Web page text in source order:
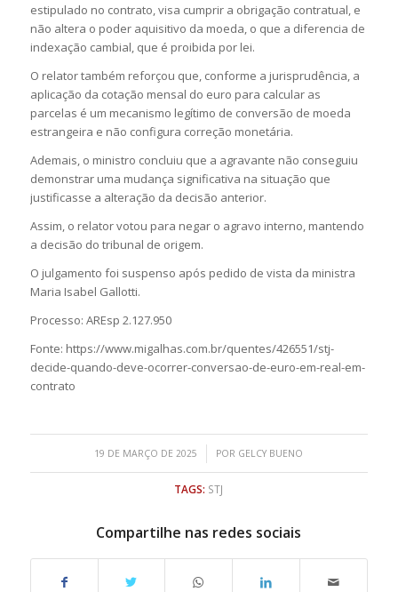
estipulado no contrato, visa cumprir a obrigação contratual, e
não altera o poder aquisitivo da moeda, o que a diferencia de
indexação cambial, que é proibida por lei.
O relator também reforçou que, conforme a jurisprudência, a
aplicação da cotação mensal do euro para calcular as
parcelas é um mecanismo legítimo de conversão de moeda
estrangeira e não configura correção monetária.
Ademais, o ministro concluiu que a agravante não conseguiu
demonstrar uma mudança significativa na situação que
justificasse a alteração da decisão anterior.
Assim, o relator votou para negar o agravo interno, mantendo
a decisão do tribunal de origem.
O julgamento foi suspenso após pedido de vista da ministra
Maria Isabel Gallotti.
Processo: AREsp 2.127.950
Fonte: https://www.migalhas.com.br/quentes/426551/stj-
decide-quando-deve-ocorrer-conversao-de-euro-em-real-em-
contrato
19 DE MARÇO DE 2025
/ POR GELCY BUENO
TAGS: STJ
Compartilhe nas redes sociais